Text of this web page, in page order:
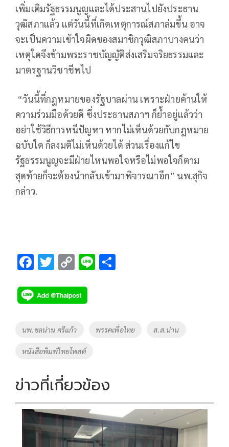
เพิ่มเติมรัฐธรรมนูญและได้ประสานไปยังประธาน
วุฒิสภาแล้ว แต่วันนี้ที่เกิดเหตุการณ์สภาล่มขึ้น อาจ
จะเป็นความเข้าใจผิดของสมาชิกวุฒิสภาบางคนว่า
เหตุใดจึงข้ามพระราชบัญญัติส่งเสริมจริยธรรมและ
มาตรฐานวิชาชีพไป
“วันนี้ที่กฎหมายของรัฐบาลผ่าน เพราะฝ่ายค้านให้
ความร่วมมือด้วยดี ซึ่งประธานสภาฯ ก็ย้ำอยู่แล้วว่า
อย่าใช้วิธีการหนีปัญหา หากไม่เห็นด้วยกับกฎหมาย
ฉบับใด ก็ลงมติไม่เห็นด้วยได้ ส่วนเรื่องแก้ไข
รัฐธรรมนูญจะมีฝ่ายไหนพอใจหรือไม่พอใจก็ตาม
สุดท้ายก็จะต้องนำกลับเข้ามาพิจารณาอีก” นพ.สุกิจ
กล่าว.
F
e
b
o
o
k
T
tt
er
C
p
y
Li
k
Li
Tags
นพ.ชลน่าน ศรีแก้ว พรรคเพื่อไทย ส.ส.น่าน
หนังสือพิมพ์ไทยโพสต์
ข่าวที่เกี่ยวข้อง